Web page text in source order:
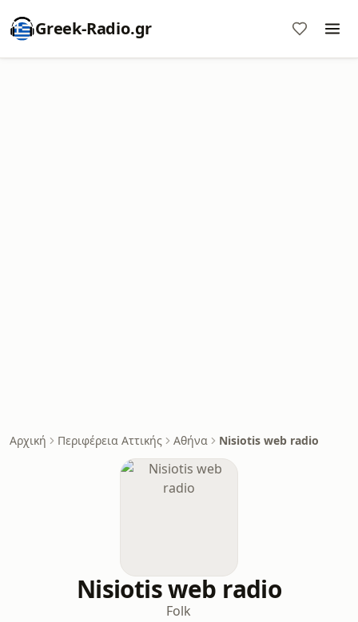
Greek-Radio.gr
Αρχική Περιφέρεια Αττικής Αθήνα Nisiotis web radio
Nisiotis web radio
Folk